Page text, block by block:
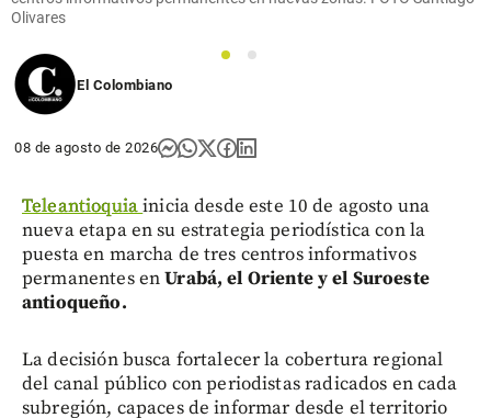
Olivares
1
2
El Colombiano
08 de agosto de 2026
Teleantioquiainicia desde este 10 de agosto una
nueva etapa en su estrategia periodística con la
puesta en marcha de tres centros informativos
permanentes enUrabá, el Oriente y el Suroeste
antioqueño.
La decisión busca fortalecer la cobertura regional
del canal público con periodistas radicados en cada
subregión, capaces de informar desde el territorio